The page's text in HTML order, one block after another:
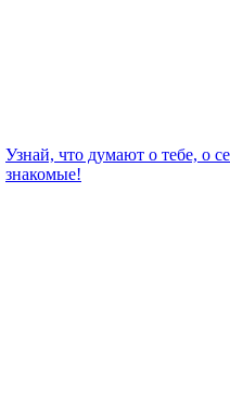
Узнай, что думают о тебе, о
знакомые!